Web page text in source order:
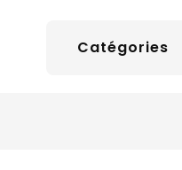
Catégories